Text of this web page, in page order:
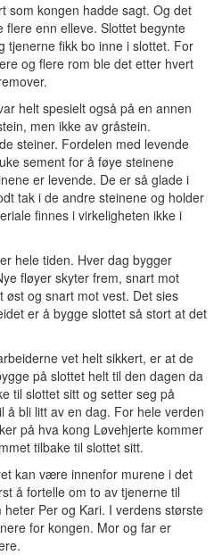
som kongen hadde sagt. Og det
enn elleve. Slottet begynte
tjenerne fikk bo inne i slottet. For
og flere rom ble det etter hvert
helt spesielt også på en annen
men ikke av gråstein.
steiner. Fordelen med levende
sement for å føye steinene
er levende. De er så glade i
tak i de andre steinene og holder
finnes i virkeligheten ikke i
hele tiden. Hver dag bygger
fløyer skyter frem, snart mot
øst og snart mot vest. Det sies
er å bygge slottet så stort at det
vet helt sikkert, er at de
på slottet helt til den dagen da
til slottet sitt og setter seg på
å bli litt av en dag. For hele verden
på hva kong Løvehjerte kommer
tilbake til slottet sitt.
kan være innenfor murene i det
å fortelle om to av tjenerne til
Per og Kari. I verdens største
for kongen. Mor og far er